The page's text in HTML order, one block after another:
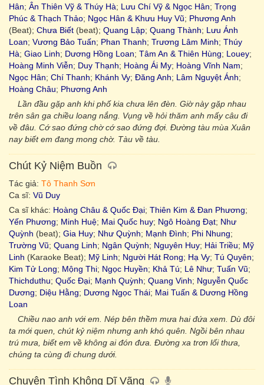
Hân; Ân Thiên Vỹ & Thúy Hà; Lưu Chí Vỹ & Ngọc Hân; Trọng
Phúc & Thạch Thảo; Ngọc Hân & Khưu Huy Vũ; Phương Anh
(Beat); Chưa Biết (beat); Quang Lập; Quang Thành; Lưu Ánh
Loan; Vương Bảo Tuấn; Phan Thanh; Trương Lâm Minh; Thúy
Hà; Giao Linh; Dương Hồng Loan; Tâm An & Thiên Hùng; Louey;
Hoàng Minh Viễn; Duy Thạnh; Hoàng Ái My; Hoàng Vĩnh Nam;
Ngọc Hân; Chí Thanh; Khánh Vy; Đăng Anh; Lâm Nguyệt Ánh;
Hoàng Châu; Phương Anh
Lần đầu gặp anh khi phố kia chưa lên đèn. Giờ này gặp nhau
trên sân ga chiều loang nắng. Vụng về hỏi thăm anh mấy câu đi
về đâu. Cớ sao đứng chờ cớ sao đứng đợi. Đường tàu mùa Xuân
nay biết em đang mong chờ. Tàu về tàu.
Chút Kỷ Niệm Buồn
Tác giả: Tô Thanh Sơn
Ca sĩ: Vũ Duy
Ca sĩ khác: Hoàng Châu & Quốc Đại; Thiên Kim & Đan Phương;
Yến Phương; Minh Huệ; Mai Quốc huy; Ngô Hoàng Đạt; Như
Quỳnh (beat); Gia Huy; Như Quỳnh; Mạnh Đình; Phi Nhung;
Trường Vũ; Quang Linh; Ngân Quỳnh; Nguyên Huy; Hải Triều; Mỹ
Linh (Karaoke Beat); Mỹ Linh; Người Hát Rong; Hạ Vy; Tú Quyên;
Kim Tử Long; Mộng Thi; Ngọc Huyền; Khả Tú; Lê Như; Tuấn Vũ;
Thichduthu; Quốc Đại; Mạnh Quỳnh; Quang Vinh; Nguyễn Quốc
Dương; Diệu Hằng; Dương Ngọc Thái; Mai Tuấn & Dương Hồng
Loan
Chiều nao anh với em. Nép bên thềm mưa hai đứa xem. Dù đôi
ta mới quen, chút kỷ niệm nhưng anh khó quên. Ngồi bên nhau
trú mưa, biết em về không ai đón đưa. Đường xa trơn lối thưa,
chúng ta cùng đi chung dưới.
Chuyện Tình Không Dĩ Vãng